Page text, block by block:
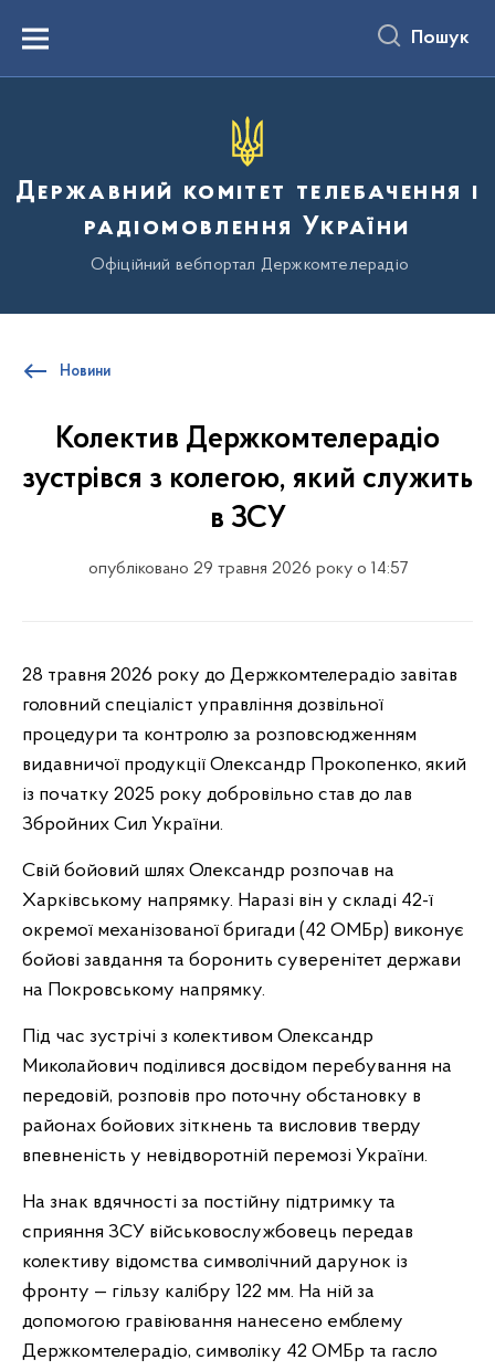
вмістуMenu Пошук
Державний комітет телебачення і
радіомовлення України
Офіційний вебпортал Держкомтелерадіо
Новини
Колектив Держкомтелерадіо
зустрівся з колегою, який служить
в ЗСУ
опубліковано 29 травня 2026 року о 14:57
28 травня 2026 року до Держкомтелерадіо завітав
головний спеціаліст управління дозвільної
процедури та контролю за розповсюдженням
видавничої продукції Олександр Прокопенко, який
із початку 2025 року добровільно став до лав
Збройних Сил України.
Свій бойовий шлях Олександр розпочав на
Харківському напрямку. Наразі він у складі 42-ї
окремої механізованої бригади (42 ОМБр) виконує
бойові завдання та боронить суверенітет держави
на Покровському напрямку.
Під час зустрічі з колективом Олександр
Миколайович поділився досвідом перебування на
передовій, розповів про поточну обстановку в
районах бойових зіткнень та висловив тверду
впевненість у невідворотній перемозі України.
На знак вдячності за постійну підтримку та
сприяння ЗСУ військовослужбовець передав
колективу відомства символічний дарунок із
фронту — гільзу калібру 122 мм. На ній за
допомогою гравіювання нанесено емблему
Держкомтелерадіо, символіку 42 ОМБр та гасло